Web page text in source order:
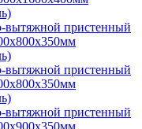
вытяжной пристенный
вытяжной пристенный
вытяжной пристенный